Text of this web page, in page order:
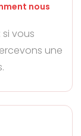
nous
vous
une